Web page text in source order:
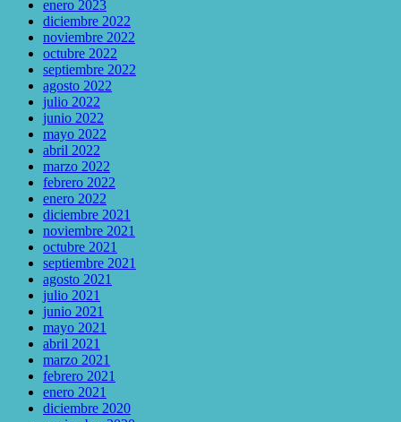
enero 2023
diciembre 2022
noviembre 2022
octubre 2022
septiembre 2022
agosto 2022
julio 2022
junio 2022
mayo 2022
abril 2022
marzo 2022
febrero 2022
enero 2022
diciembre 2021
noviembre 2021
octubre 2021
septiembre 2021
agosto 2021
julio 2021
junio 2021
mayo 2021
abril 2021
marzo 2021
febrero 2021
enero 2021
diciembre 2020